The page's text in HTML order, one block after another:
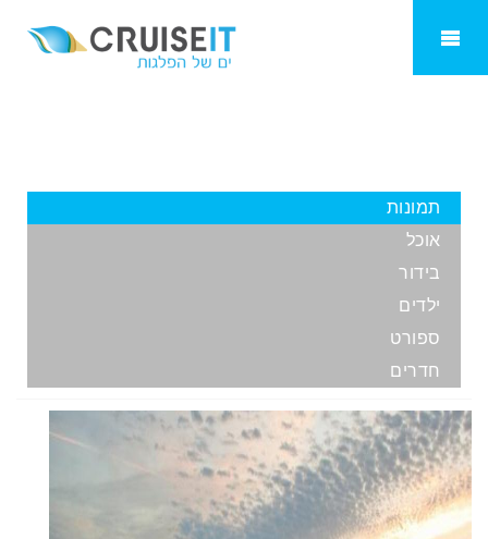
Carnival Sensation
תמונות
אוכל
בידור
ילדים
ספורט
חדרים